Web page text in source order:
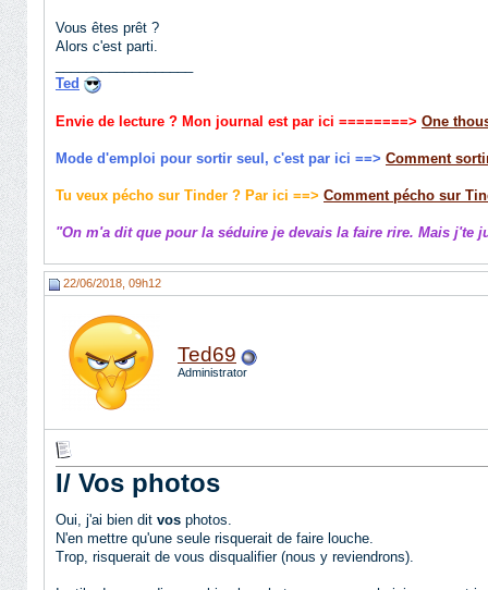
Vous êtes prêt ?
Alors c'est parti.
Ted
Envie de lecture ? Mon journal est par ici ========> One
Mode d'emploi pour sortir seul, c'est par ici ==> Comment
Tu veux pécho sur Tinder ? Par ici ==> Comment pécho sur
"On m'a dit que pour la séduire je devais la faire rire. Mais
22/06/2018, 09h12
Ted69
Administrator
I/ Vos photos
Oui, j'ai bien dit vos photos.
N'en mettre qu'une seule risquerait de faire louche.
Trop, risquerait de vous disqualifier (nous y reviendrons).